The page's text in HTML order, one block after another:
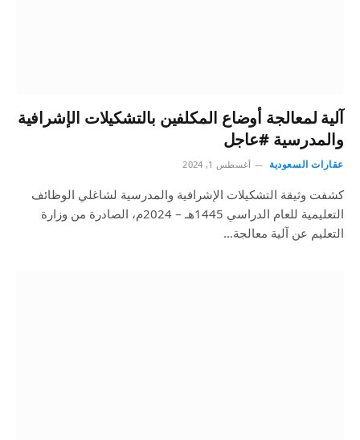
آلية لمعالجة أوضاع المكلفين بالتشكيلات الإشرافية
والمدرسية #عاجل
عقارات السعودية أغسطس 1, 2024
كشفت وثيقة التشكيلات الإشرافية والمدرسية لشاغلي الوظائف
التعليمية للعام الدراسي 1445هـ – 2024م، الصادرة من وزارة
التعليم عن آلية معالجة…